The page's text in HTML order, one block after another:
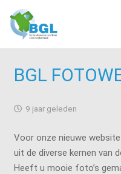
BGL
9 jaar geleden
Voor onze nieuwe
uit de diverse kernen van
Heeft u mooie foto’s